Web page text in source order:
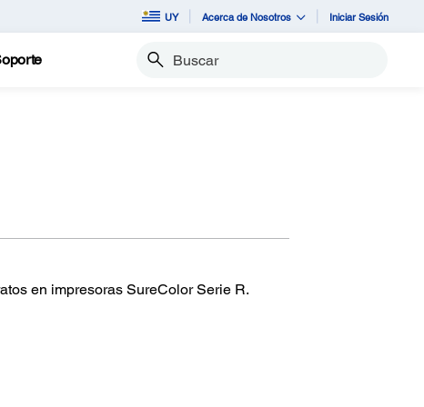
UY Acerca de Nosotros Iniciar Sesión
Buscar
en impresoras SureColor Serie R.